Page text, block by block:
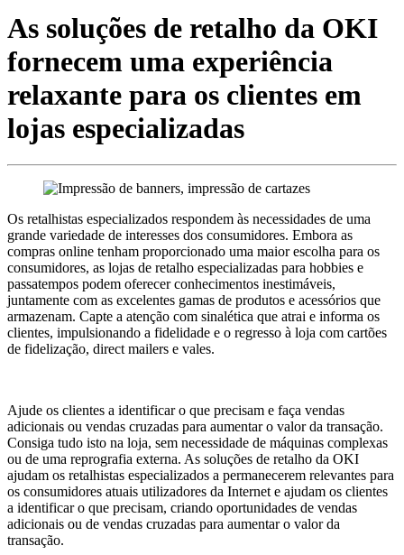
As soluções de retalho da OKI
fornecem uma experiência
relaxante para os clientes em
lojas especializadas
Os retalhistas especializados respondem às necessidades de uma
grande variedade de interesses dos consumidores. Embora as
compras online tenham proporcionado uma maior escolha para os
consumidores, as lojas de retalho especializadas para hobbies e
passatempos podem oferecer conhecimentos inestimáveis,
juntamente com as excelentes gamas de produtos e acessórios que
armazenam. Capte a atenção com sinalética que atrai e informa os
clientes, impulsionando a fidelidade e o regresso à loja com cartões
de fidelização, direct mailers e vales.
Ajude os clientes a identificar o que precisam e faça vendas
adicionais ou vendas cruzadas para aumentar o valor da transação.
Consiga tudo isto na loja, sem necessidade de máquinas complexas
ou de uma reprografia externa. As soluções de retalho da OKI
ajudam os retalhistas especializados a permanecerem relevantes para
os consumidores atuais utilizadores da Internet e ajudam os clientes
a identificar o que precisam, criando oportunidades de vendas
adicionais ou de vendas cruzadas para aumentar o valor da
transação.